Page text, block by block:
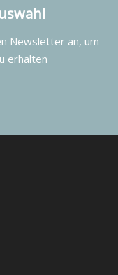
Newsletter an, um
erhalten